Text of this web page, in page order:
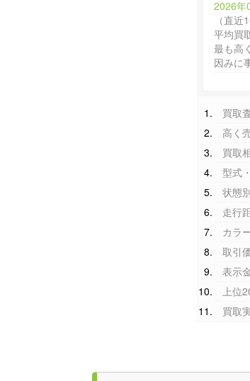
2026年
（直近
平均買
最も高
因みに
買取
高く
買取
型式
状態
走行
カラ
取引
表示
上位
買取